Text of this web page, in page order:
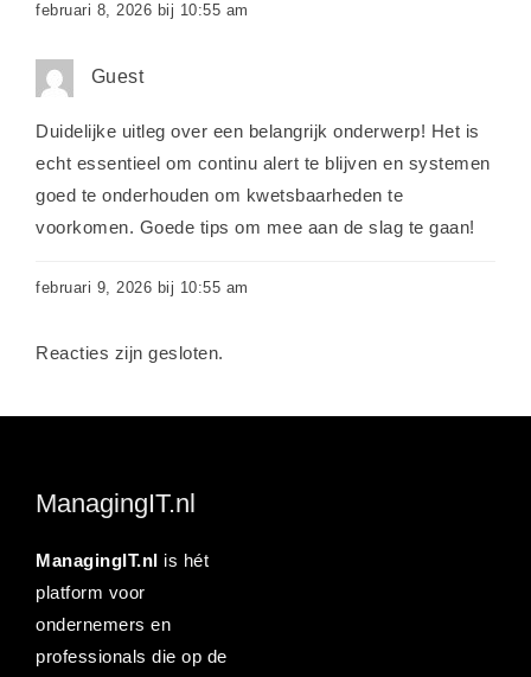
februari 8, 2026 bij 10:55 am
Guest
Duidelijke uitleg over een belangrijk onderwerp! Het is
echt essentieel om continu alert te blijven en systemen
goed te onderhouden om kwetsbaarheden te
voorkomen. Goede tips om mee aan de slag te gaan!
februari 9, 2026 bij 10:55 am
Reacties zijn gesloten.
ManagingIT.nl
ManagingIT.nl is hét
platform voor
ondernemers en
professionals die op de